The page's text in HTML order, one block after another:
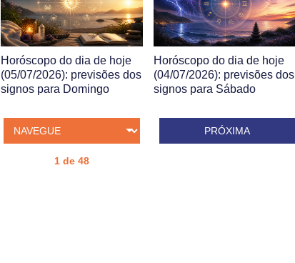
Horóscopo do dia de hoje
(05/07/2026): previsões dos
signos para Domingo
Horóscopo do dia de hoje
(04/07/2026): previsões dos
signos para Sábado
PRÓXIMA
1 de 48